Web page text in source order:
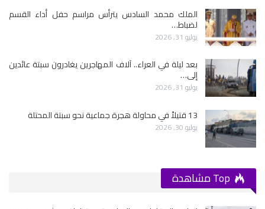
الملك محمد السادس يترأس مراسم حفل أداء القسم
لضباط…
يوليو 31, 2026
بعد ليلة في العراء.. آلاف المهاجرين يغادرون سبتة عائدين
إلى…
يوليو 31, 2026
13 قتيلاً في محاولة هجرة جماعية نحو سبتة المحتلة
يوليو 30, 2026